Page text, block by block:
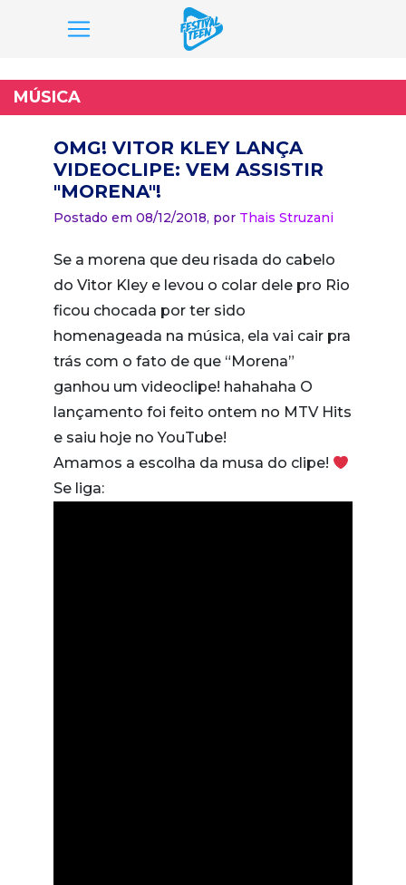
para
o
MÚSICA
OMG! VITOR KLEY LANÇA
VIDEOCLIPE: VEM ASSISTIR
"MORENA"!
Postado em 08/12/2018, por Thais Struzani
Se a morena que deu risada do cabelo
do Vitor Kley e levou o colar dele pro Rio
ficou chocada por ter sido
homenageada na música, ela vai cair pra
trás com o fato de que “Morena”
ganhou um videoclipe! hahahaha O
lançamento foi feito ontem no MTV Hits
e saiu hoje no YouTube!
Amamos a escolha da musa do clipe!
Se liga: